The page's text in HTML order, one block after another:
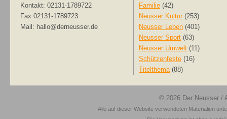
Kontakt: 02131-1789722
Fax 02131-1789723
Mail: hallo@derneusser.de
Familie (42)
Neusser Kultur (253)
Neusser Leben (401)
Neusser Sport (63)
Neusser Umwelt (11)
Schützenfeste (16)
Titelthema(88)
© 2026 Der Neusser /
Alle auf dieser Website verwendeten Materialien